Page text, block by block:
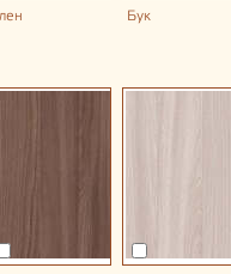
Бук